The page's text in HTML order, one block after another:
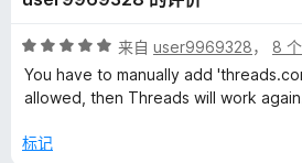
k
C
评
分
5
5
来自 user9969328， 8
You have to manually add
allowed, then Threads will work
标记